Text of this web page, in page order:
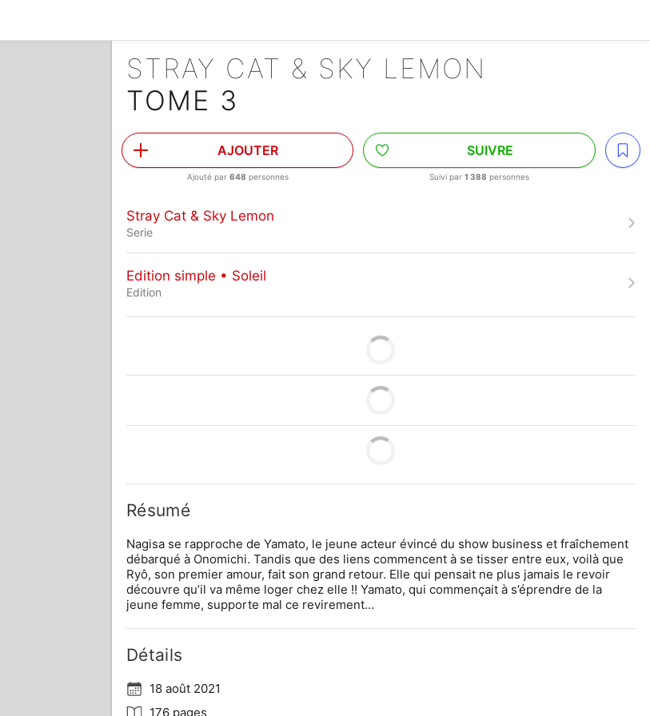
STRAY CAT & SKY LEMON
TOME 3
AJOUTER
Ajouté par 648 personnes
SUIVRE
Suivi par1 388 personnes
Stray Cat & Sky Lemon
Serie
Edition simple • Soleil
Edition
Résumé
Nagisa se rapproche de Yamato, le jeune acteur évincé du show business et fraîchement
débarqué à Onomichi. Tandis que des liens commencent à se tisser entre eux, voilà que
Ryô, son premier amour, fait son grand retour. Elle qui pensait ne plus jamais le revoir
découvre qu’il va même loger chez elle !! Yamato, qui commençait à s’éprendre de la
jeune femme, supporte mal ce revirement…
Détails
18 août 2021
176 pages